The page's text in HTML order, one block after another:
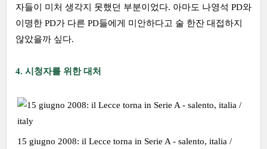
자들이 미처 생각지 못했던 부분이었다. 아마도 나영석 PD와
이명한 PD가 다른 PD들에게 미안하다고 술 한잔 대접하지
않았을까 싶다.
4. 시청자를 위한 대처
15 giugno 2008: il Lecce torna in Serie A - salento, italia /